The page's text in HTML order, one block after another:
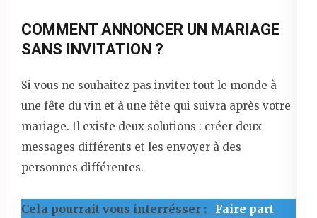
COMMENT ANNONCER UN MARIAGE
SANS INVITATION ?
Si vous ne souhaitez pas inviter tout le monde à
une fête du vin et à une fête qui suivra après votre
mariage. Il existe deux solutions : créer deux
messages différents et les envoyer à des
personnes différentes.
Cela pourrait vous interrésser :
Faire part